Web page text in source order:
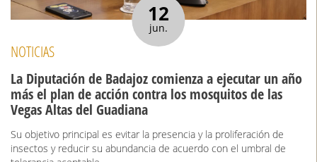
12
jun.
NOTICIAS
La Diputación de Badajoz comienza a ejecutar un año
más el plan de acción contra los mosquitos de las
Vegas Altas del Guadiana
Su objetivo principal es evitar la presencia y la proliferación de
insectos y reducir su abundancia de acuerdo con el umbral de